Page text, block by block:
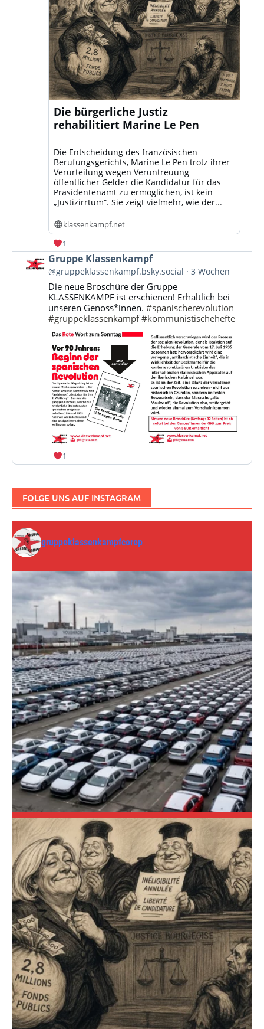
Die bürgerliche Justiz
rehabilitiert Marine Le Pen
Die Entscheidung des französischen
Berufungsgerichts, Marine Le Pen trotz ihrer
Verurteilung wegen Veruntreuung
öffentlicher Gelder die Kandidatur für das
Präsidentenamt zu ermöglichen, ist kein
„Justizirrtum“. Sie zeigt vielmehr, wie der...
klassenkampf.net
1
Beitrag
von
Gruppe
Klassenkampf
Bluesky
ansehen
Gruppe Klassenkampf
@gruppeklassenkampf.bsky.social 3 Wochen
Die neue Broschüre der Gruppe
KLASSENKAMPF ist erschienen! Erhältlich bei
unseren Genoss*innen.#spanischerevolution
#gruppeklassenkampf #kommunistischehefte
1
FOLGE UNS AUF INSTAGRAM
gruppeklassenkampfcorep